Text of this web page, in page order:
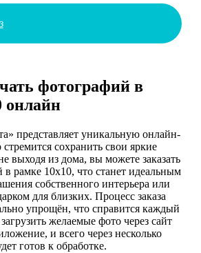
фотографий в
онлайн
представляет уникальную онлайн-
стремится сохранить свои яркие
выходя из дома, вы можете заказать
в рамке 10х10, что станет идеальным
собственного интерьера или
для близких. Процесс заказа
упрощён, что справится каждый
желаемые фото через сайт
и всего через несколько
готов к обработке.